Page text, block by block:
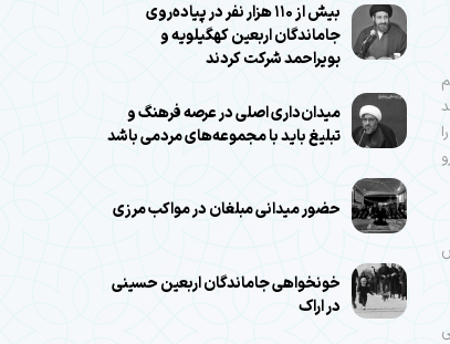
بیش از ۱۱۰ هزار نفر در پیاده‌روی
جاماندگان اربعین کهگیلویه و
بویراحمد شرکت کردند
میدان‌داری اصلی در عرصه فرهنگ و
تبلیغ باید با مجموعه‌های مردمی باشد
حضور میدانی مبلغان در مواکب مرزی
خونخواهی جاماندگان اربعین حسینی
در اراک